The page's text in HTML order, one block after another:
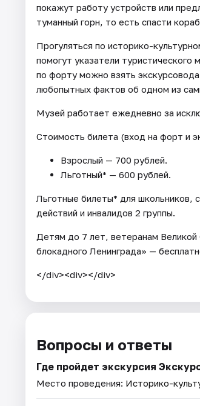
покажут работу устройств или
туманный горн, то есть спасти
Прогуляться по историко-
помогут указатели
по форту можно взять
любопытных фактов об одном из
Музей работает ежедневно за
Стоимость билета (вход на форт и
Взрослый — 700 рублей.
Льготный* — 600 рублей.
Льготные билеты* для школьников,
действий и инвалидов 2 группы.
Детям до 7 лет, ветеранам
блокадного Ленинграда» —
</div><div></div>
Вопросы и ответы
Где пройдет экскурсия
Место проведения: Историко-